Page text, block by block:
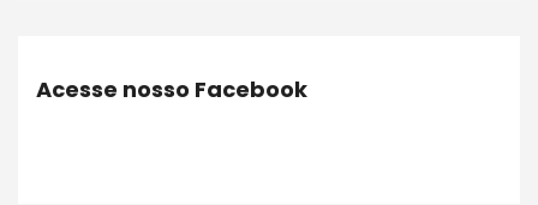
Acesse nosso Facebook